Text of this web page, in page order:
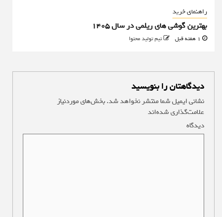
راهنمای خرید
بهترین گوشی های ریلمی در سال 1405
تیم تولید محتوا
دیدگاهتان را بنویسید
نشانی ایمیل شما منتشر نخواهد شد.بخش‌های موردنیاز
علامت‌گذاری شده‌اند
دیدگاه